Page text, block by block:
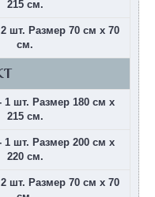
215 см.
шт. Размер 70 см х 70
см.
1 шт. Размер 180 см х
215 см.
1 шт. Размер 200 см х
220 см.
шт. Размер 70 см х 70